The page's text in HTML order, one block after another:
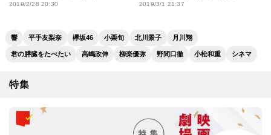
2019/2/28 20:30 2019/3/1 21:37
響 平手友梨奈 欅坂46 小栗旬 北川景子 月川翔
君の膵臓をたべたい 高嶋政伸 柳楽優弥 野間口徹 小松和重 シネマ
特集